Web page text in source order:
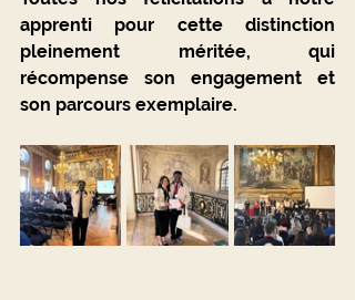
apprenti pour cette distinction
pleinement méritée, qui
récompense son engagement et
son parcours exemplaire.